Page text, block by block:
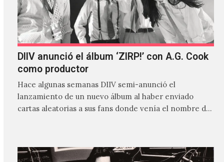
DIIV anunció el álbum ‘ZIRP!’ con A.G. Cook
como productor
Hace algunas semanas DIIV semi-anunció el
lanzamiento de un nuevo álbum al haber enviado
cartas aleatorias a sus fans donde venía el nombre de